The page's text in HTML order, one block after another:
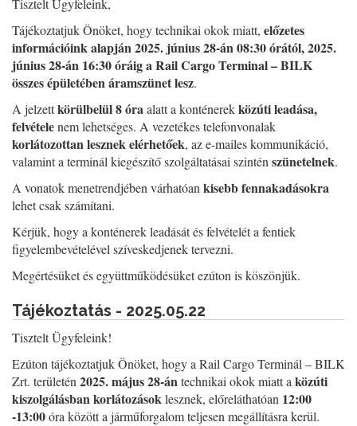
Tisztelt Ügyfeleink,
Tájékoztatjuk Önöket, hogy technikai okok miatt, előzetes
információink alapján 2025. június 28-án 08:30 órától, 2025.
június 28-án 16:30 óráig a Rail Cargo Terminal – BILK
összes épületében áramszünet lesz.
A jelzettkörülbelül 8 óraalatt a konténerekközúti leadása,
felvételenem lehetséges. A vezetékes telefonvonalak
korlátozottan lesznek elérhetőek, az e-mailes kommunikáció,
valamint a terminál kiegészítő szolgáltatásai szintén szünetelnek.
A vonatok menetrendjében várhatóan kisebb fennakadásokra
lehet csak számítani.
Kérjük, hogy a konténerek leadását és felvételét a fentiek
figyelembevételével szíveskedjenek tervezni.
Megértésüket és együttműködésüket ezúton is köszönjük.
Tájékoztatás - 2025.05.22
Tisztelt Ügyfeleink!
Ezúton tájékoztatjuk Önöket, hogy a Rail Cargo Terminál – BILK
Zrt. területén 2025. május 28-ántechnikai okok miatt a közúti
kiszolgálásban korlátozásoklesznek, előreláthatóan 12:00
-13:00óra között a járműforgalom teljesen megállításra kerül.